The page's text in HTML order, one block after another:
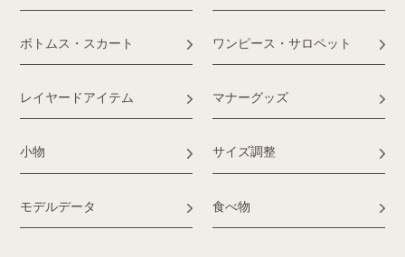
ボトムス・スカート ワンピース・サロペット
レイヤードアイテム マナーグッズ
小物 サイズ調整
モデルデータ 食べ物